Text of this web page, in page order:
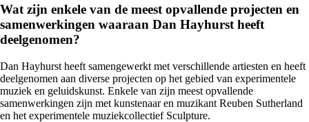
Wat zijn enkele van de meest opvallende projecten en
samenwerkingen waaraan Dan Hayhurst heeft
deelgenomen?
Dan Hayhurst heeft samengewerkt met verschillende artiesten en heeft
deelgenomen aan diverse projecten op het gebied van experimentele
muziek en geluidskunst. Enkele van zijn meest opvallende
samenwerkingen zijn met kunstenaar en muzikant Reuben Sutherland
en het experimentele muziekcollectief Sculpture.